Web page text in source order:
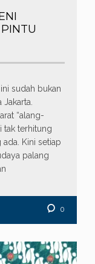
sudah bukan
“alang-
tak terhitung
Kini setiap
palang
0